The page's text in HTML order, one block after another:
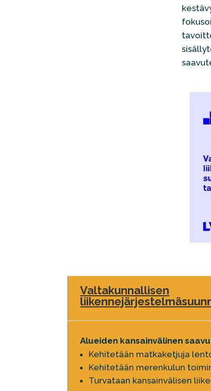
Valtakunnallisen
Alueiden kansainvälinen
Kehitetään matkaketjuja
Kehitetään merenkulun
Turvataan kansainvälisen